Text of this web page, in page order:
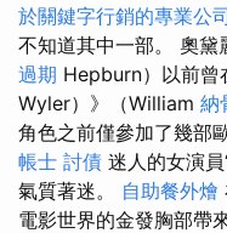
於關鍵字行銷的專業公
不知道其中一部。 奧黛
過期 Hepburn）以前曾
Wyler）》（William 納
角色之前僅參加了幾部
帳士 討債 迷人的女演
氣質著迷。 自助餐外燴
電影世界的金發胸部帶